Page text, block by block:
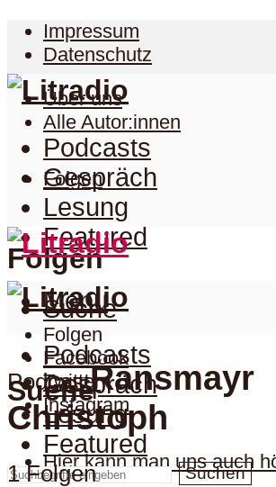
Impressum
Datenschutz
Über uns
Alle Autor:innen
Folgen
Folgen
Folgen
Facebook
Twitter
Instagram
Hier kann man uns auch
Podcasts
Gespräch
Lesung
Featured
Menu
Suche
Suche
Suchen
Podcasts
Gespräch
Lesung
Featured
PodcastRansmayr
Christoph
1 Folgen